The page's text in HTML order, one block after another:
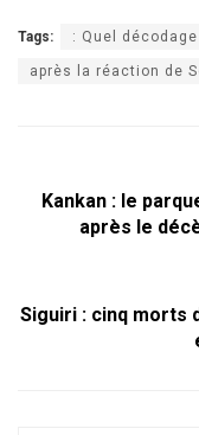
Tags: : Quel
après la réaction de
Kankan : le
après le
Siguiri : cinq morts